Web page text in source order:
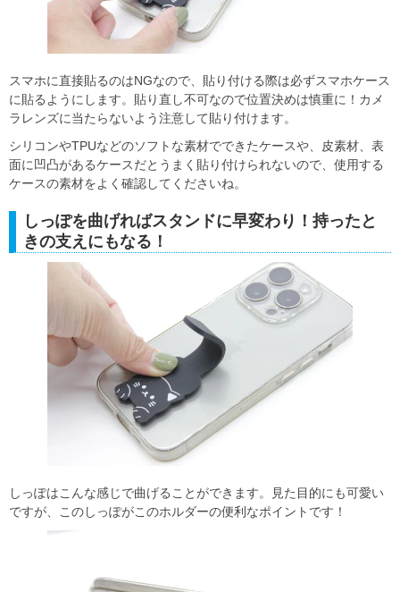
スマホに直接貼るのはNGなので、貼り付ける際は必ずスマホケース
に貼るようにします。貼り直し不可なので位置決めは慎重に！カメ
ラレンズに当たらないよう注意して貼り付けます。
シリコンやTPUなどのソフトな素材でできたケースや、皮素材、表
面に凹凸があるケースだとうまく貼り付けられないので、使用する
ケースの素材をよく確認してくださいね。
しっぽを曲げればスタンドに早変わり！持ったと
きの支えにもなる！
しっぽはこんな感じで曲げることができます。見た目的にも可愛い
ですが、このしっぽがこのホルダーの便利なポイントです！